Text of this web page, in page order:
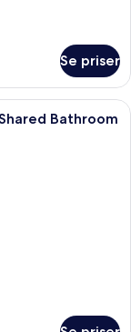
Se priser
våningssängar, ett
Bathroom